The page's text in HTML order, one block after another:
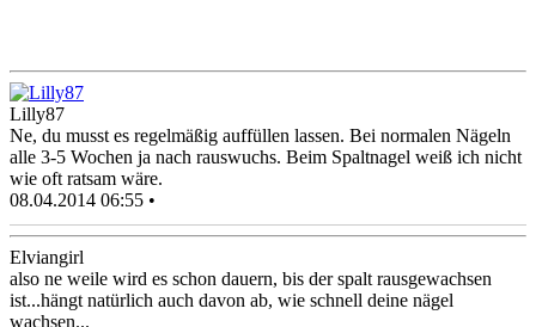
Lilly87
Ne, du musst es regelmäßig auffüllen lassen. Bei normalen Nägeln
alle 3-5 Wochen ja nach rauswuchs. Beim Spaltnagel weiß ich nicht
wie oft ratsam wäre.
08.04.2014 06:55 •
Elviangirl
also ne weile wird es schon dauern, bis der spalt rausgewachsen
ist...hängt natürlich auch davon ab, wie schnell deine nägel
wachsen...